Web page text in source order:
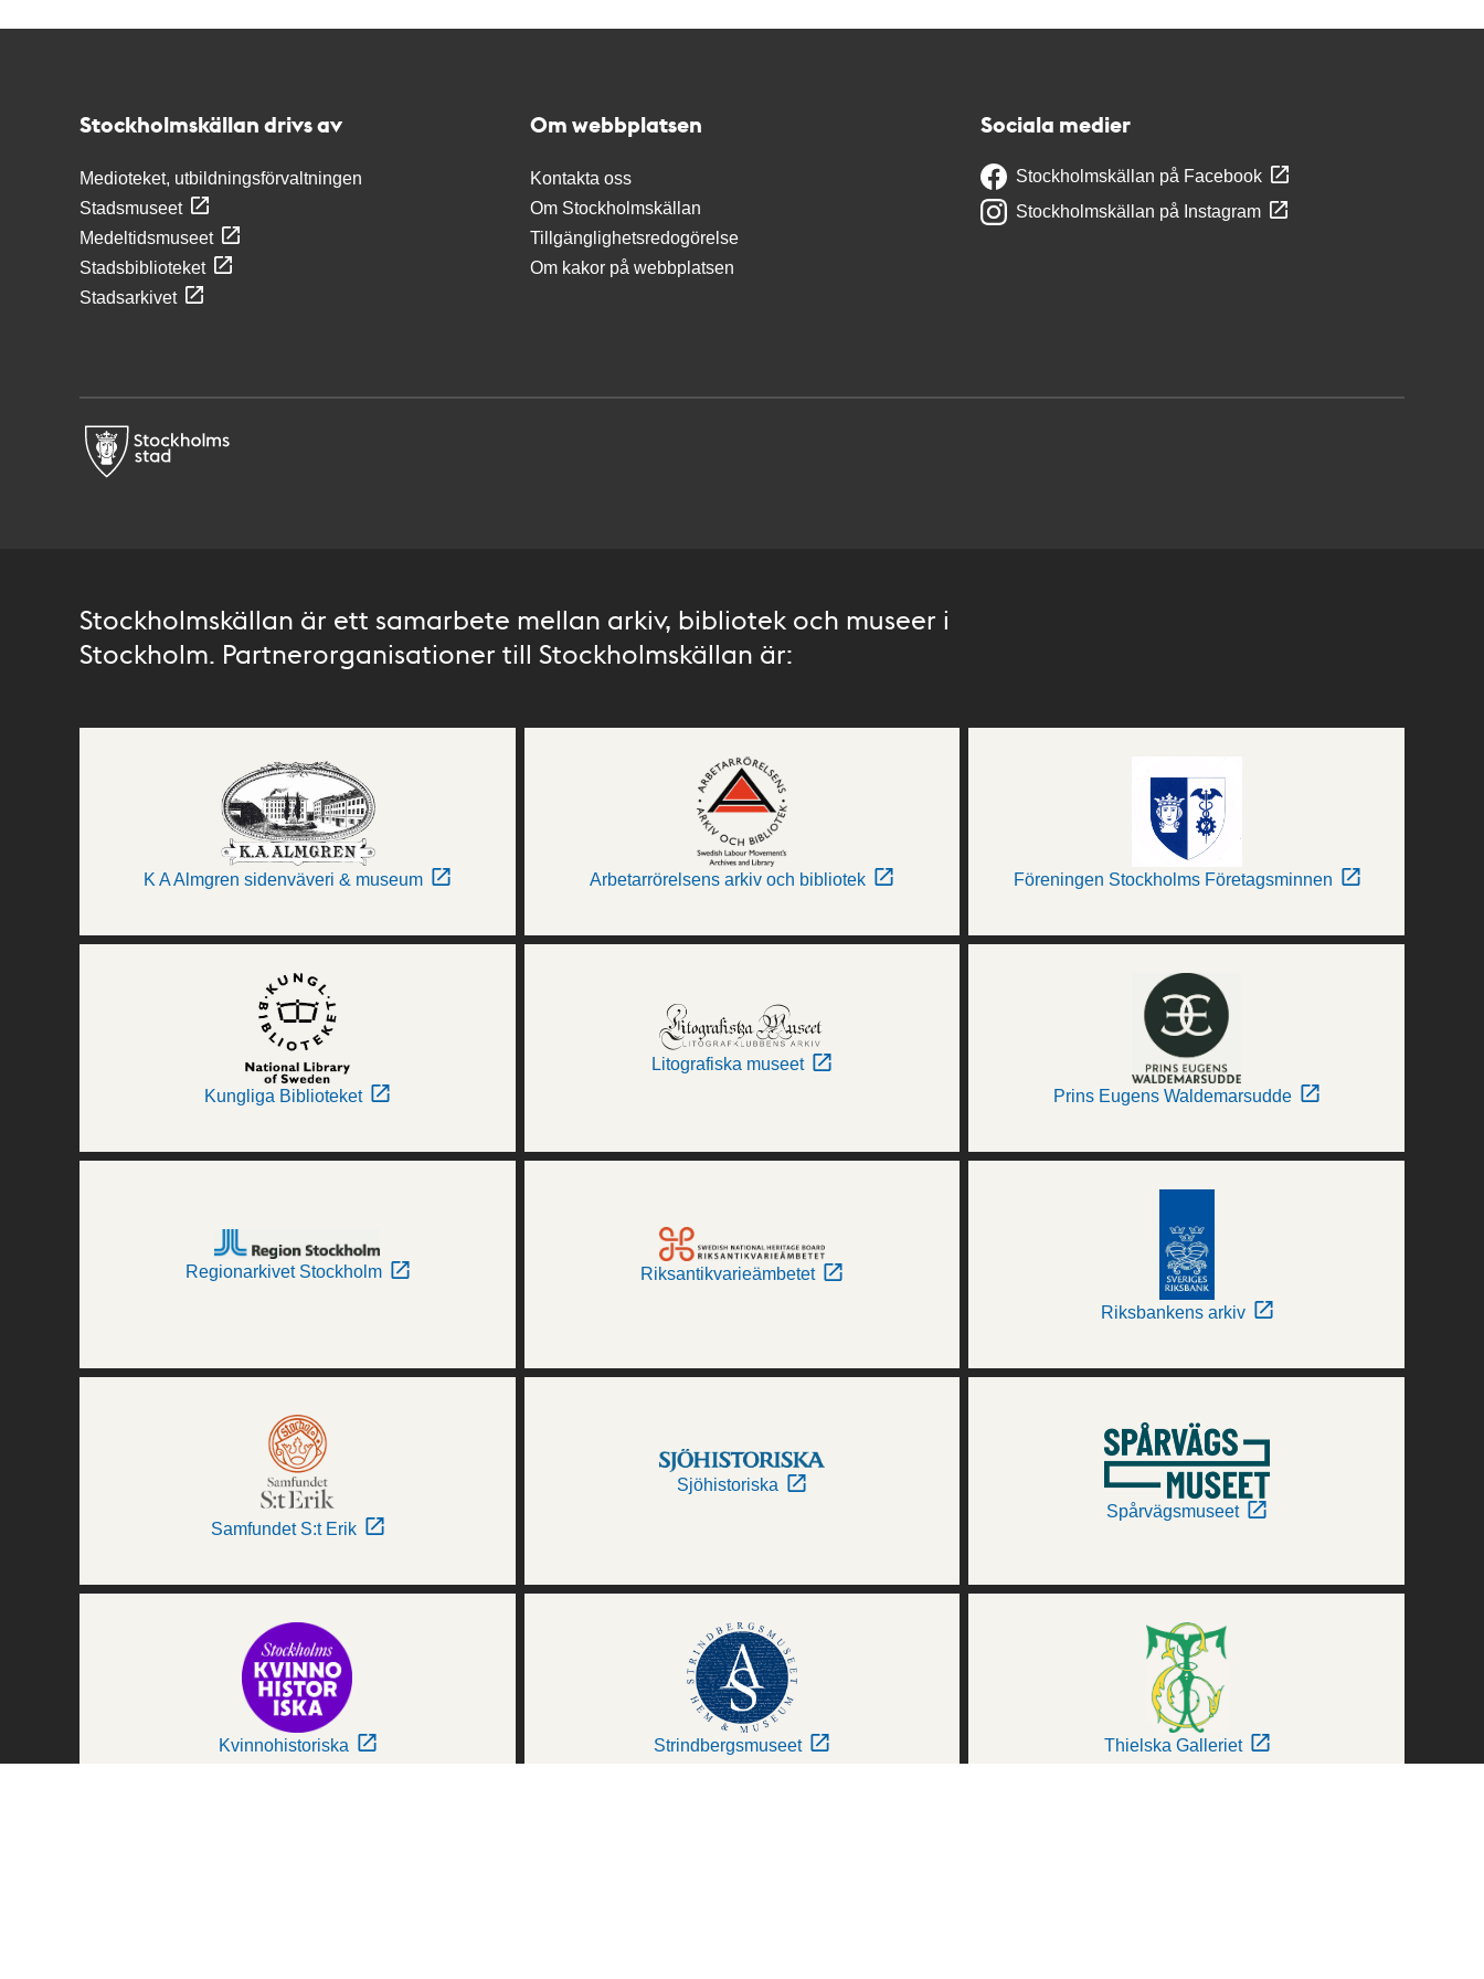
Stockholmskällan drivs av
Medioteket, utbildningsförvaltningen
Stadsmuseet
Medeltidsmuseet
Stadsbiblioteket
Stadsarkivet
Om webbplatsen
Kontakta oss
Om Stockholmskällan
Tillgänglighetsredogörelse
Om kakor på webbplatsen
Sociala medier
Stockholmskällan på Facebook
Stockholmskällan på Instagram
Stockholmskällan är ett samarbete mellan arkiv, bibliotek och museer i
Stockholm. Partnerorganisationer till Stockholmskällan är:
K A Almgren sidenväveri & museum Arbetarrörelsens arkiv och bibliotek Föreningen Stockholms Företagsminnen
Kungliga Biblioteket
Litografiska museet
Prins Eugens Waldemarsudde
Regionarkivet Stockholm Riksantikvarieämbetet
Riksbankens arkiv
Samfundet S:t Erik
Sjöhistoriska
Spårvägsmuseet
Kvinnohistoriska Strindbergsmuseet Thielska Galleriet